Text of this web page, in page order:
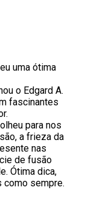
uma ótima
o Edgard A.
fascinantes
para nos
a frieza da
nas
de fusão
Ótima dica,
como sempre.